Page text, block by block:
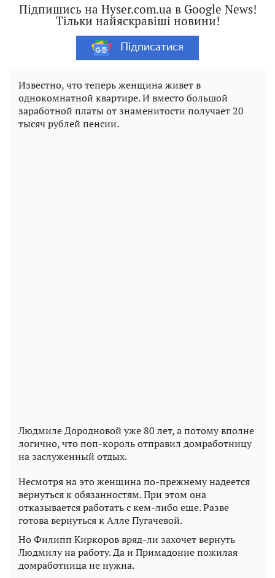
Підпишись на Hyser.com.ua в Google News!
Тільки найяскравіші новини!
Підписатися
Известно, что теперь женщина живет в
однокомнатной квартире. И вместо большой
заработной платы от знаменитости получает 20
тысяч рублей пенсии.
Людмиле Дородновой уже 80 лет, а потому вполне
логично, что поп-король отправил домработницу
на заслуженный отдых.
Несмотря на это женщина по-прежнему надеется
вернуться к обязанностям. При этом она
отказывается работать с кем-либо еще. Разве
готова вернуться к Алле Пугачевой.
Но Филипп Киркоров вряд-ли захочет вернуть
Людмилу на работу. Да и Примадонне пожилая
домработница не нужна.